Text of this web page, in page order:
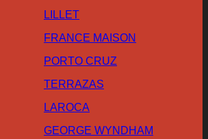
LILLET
FRANCE MAISON
PORTO CRUZ
TERRAZAS
LAROCA
GEORGE WYNDHAM